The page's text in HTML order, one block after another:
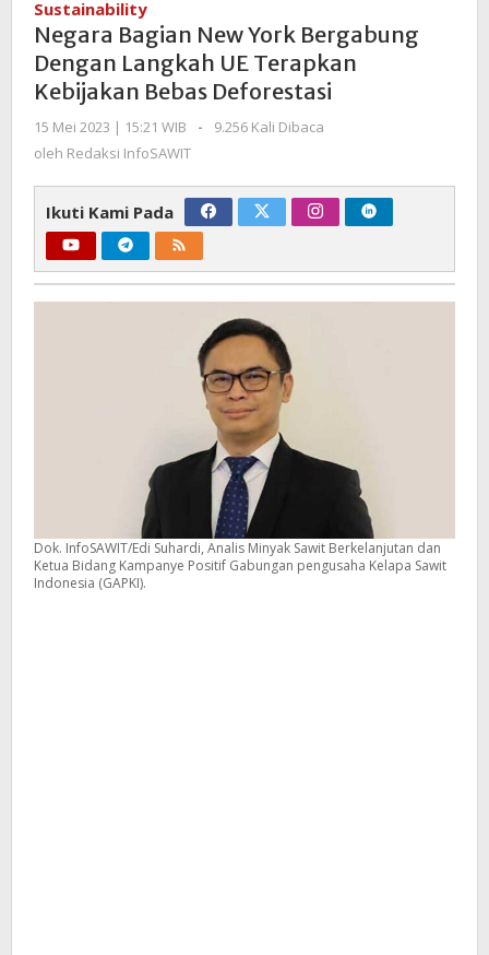
Bergabung
Dengan
Langkah
UE
Kebijakan
Bebas
Deforestasi
Sustainability
Negara Bagian New York Bergabung
Dengan Langkah UE Terapkan
Kebijakan Bebas Deforestasi
15 Mei 2023 | 15:21 WIB
oleh
-
9.256 Kali Dibaca
oleh Redaksi InfoSAWIT
Ikuti Kami Pada
Dok. InfoSAWIT/Edi Suhardi, Analis Minyak Sawit Berkelanjutan dan
Ketua Bidang Kampanye Positif Gabungan pengusaha Kelapa Sawit
Indonesia (GAPKI).